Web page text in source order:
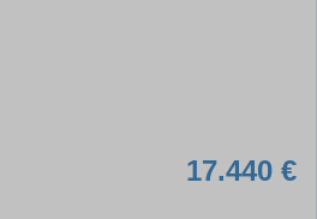
17.440 €